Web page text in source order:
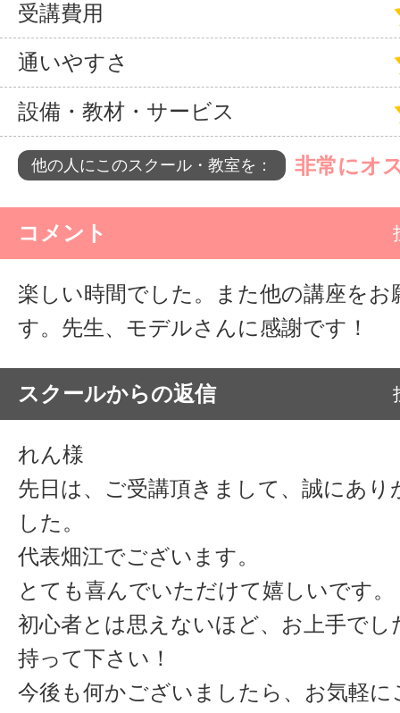
受講費用
通いやすさ
設備・教材・サービス
他の人にこのスクール・教室を： 非常にオ
コメント
楽しい時間でした。また他の講座をお
す。先生、モデルさんに感謝です！
スクールからの返信
れん様
先日は、ご受講頂きまして、誠にあ
した。
代表畑江でございます。
とても喜んでいただけて嬉しいです。
初心者とは思えないほど、お上手でし
持って下さい！
今後も何かございましたら、お気軽に